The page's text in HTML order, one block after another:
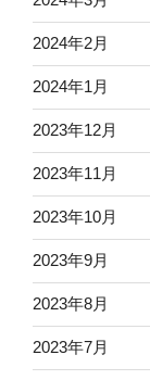
2024年2月
2024年1月
2023年12月
2023年11月
2023年10月
2023年9月
2023年8月
2023年7月